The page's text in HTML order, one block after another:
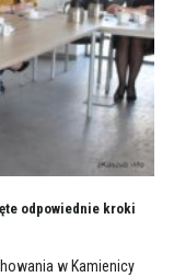
odpowiednie kroki
w Kamienicy